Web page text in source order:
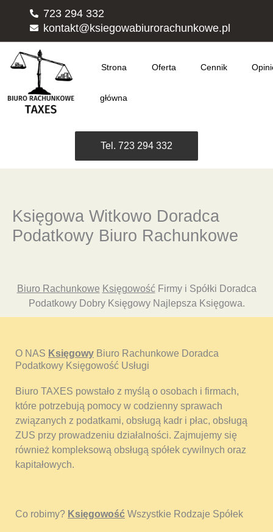
723 294 332
kontakt@ksiegowabiurorachunkowe.pl
Strona
główna
Oferta Cennik
Tel. 723 294 332
Księgowa Witkowo Doradca
Podatkowy Biuro Rachunkowe
Biuro Rachunkowe KsięgowośćFirmy i Spółki Doradca
Podatkowy Dobry Księgowy Najlepsza Księgowa.
O NAS Księgowy Biuro Rachunkowe Doradca
Podatkowy Księgowość Usługi
Biuro TAXES powstało z myślą o osobach i firmach,
które potrzebują pomocy w codzienny sprawach
związanych z podatkami, obsługą kadr i płac, obsługą
ZUS przy prowadzeniu działalności. Zajmujemy się
również kompleksową obsługą spółek cywilnych oraz
kapitałowych.
Co robimy? Księgowość Wszystkie Rodzaje Spółek